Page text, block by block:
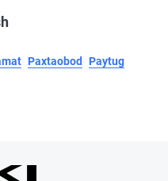
Paxtaobod Paytug